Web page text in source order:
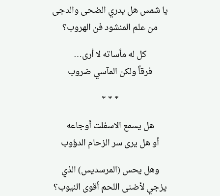
يا شمس هل يدري الضحى والدجى
من علم المنشود فن الهروب؟
كل له مأساته لا أرى…
فرقاً ولكن المآسي ضروب
* * *
هل يسمع الاسفلت أوجاعه
أو هل يرى سر الزحام الدؤوب
وهل يحس (المرسديس) الذي
يزجي لأضنى اللحم أقوى النيوب؟